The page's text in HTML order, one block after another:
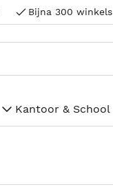
Bijna 300 winkels
Kantoor & School